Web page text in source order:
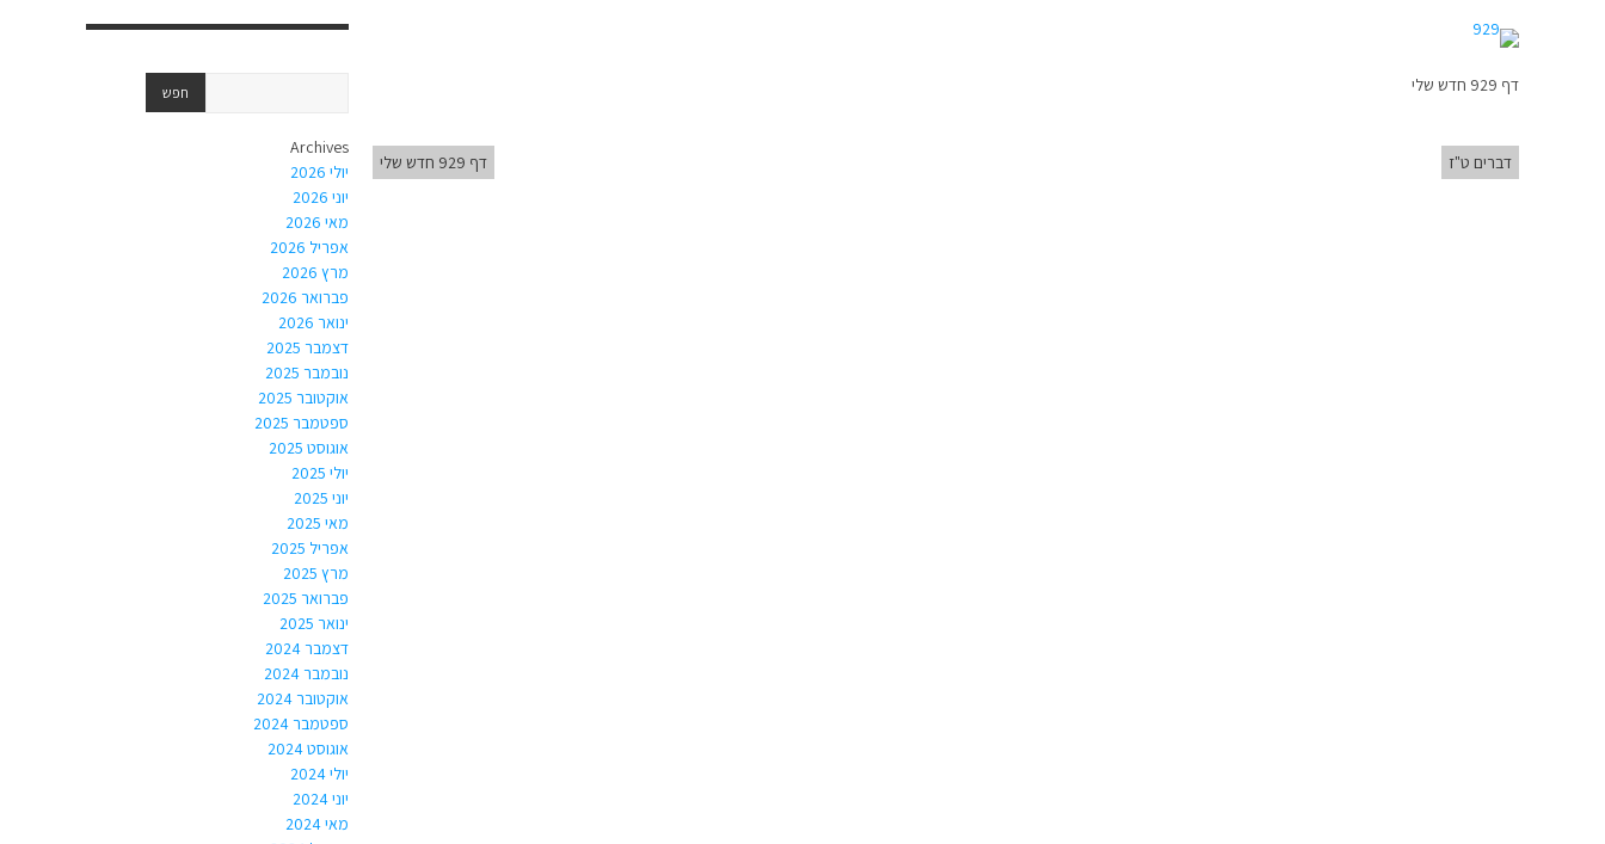
דף 929 חדש שלי
דברים ט"ז דף 929 חדש שלי
Archives
יולי 2026
יוני 2026
מאי 2026
אפריל 2026
מרץ 2026
פברואר 2026
ינואר 2026
דצמבר 2025
נובמבר 2025
אוקטובר 2025
ספטמבר 2025
אוגוסט 2025
יולי 2025
יוני 2025
מאי 2025
אפריל 2025
מרץ 2025
פברואר 2025
ינואר 2025
דצמבר 2024
נובמבר 2024
אוקטובר 2024
ספטמבר 2024
אוגוסט 2024
יולי 2024
יוני 2024
מאי 2024